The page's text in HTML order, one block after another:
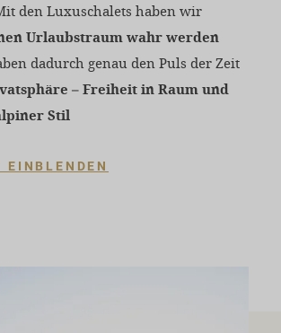
den Luxuschalets haben wir
Urlaubstraum wahr werden
dadurch genau den Puls der Zeit
– Freiheit in Raum und
Stil
EINBLENDEN